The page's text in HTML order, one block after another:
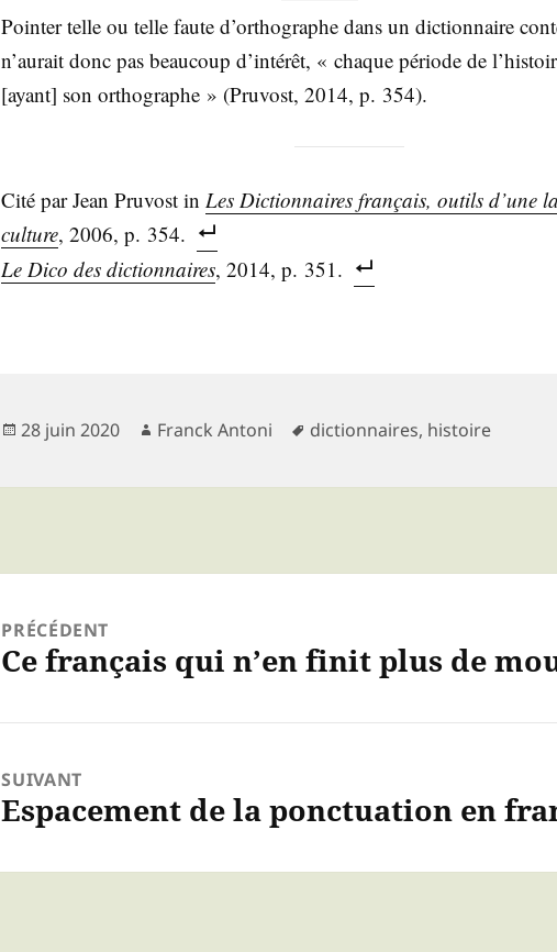
Poin­ter telle ou telle faute d’or­tho­graphe dans un dic­tion­naire
n’au­rait donc pas beau­coup d’in­té­rêt, « chaque période de
[ayant] son ortho­graphe » (Pru­vost, 2014, p. 354).
Cité par Jean Pru­vost in Les Dic­tion­naires fran­çais, outils d’une
culture, 2006, p. 354.
Le Dico des dic­tion­naires, 2014, p. 351.
Publié
28 juin 2020 Auteur
Franck Antoni
Mots-
dictionnaires, histoire
PRÉCÉDENT
Article
Ce français qui n’en finit plus de
SUIVANT
Article
Espacement de la ponctuation en